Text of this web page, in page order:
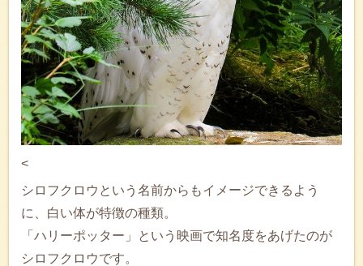
<
シロフクロウという名前からもイメージできるよう
に、白い体が特徴の種類。
「ハリーポッター」という映画で知名度をあげたのが
シロフクロウです。